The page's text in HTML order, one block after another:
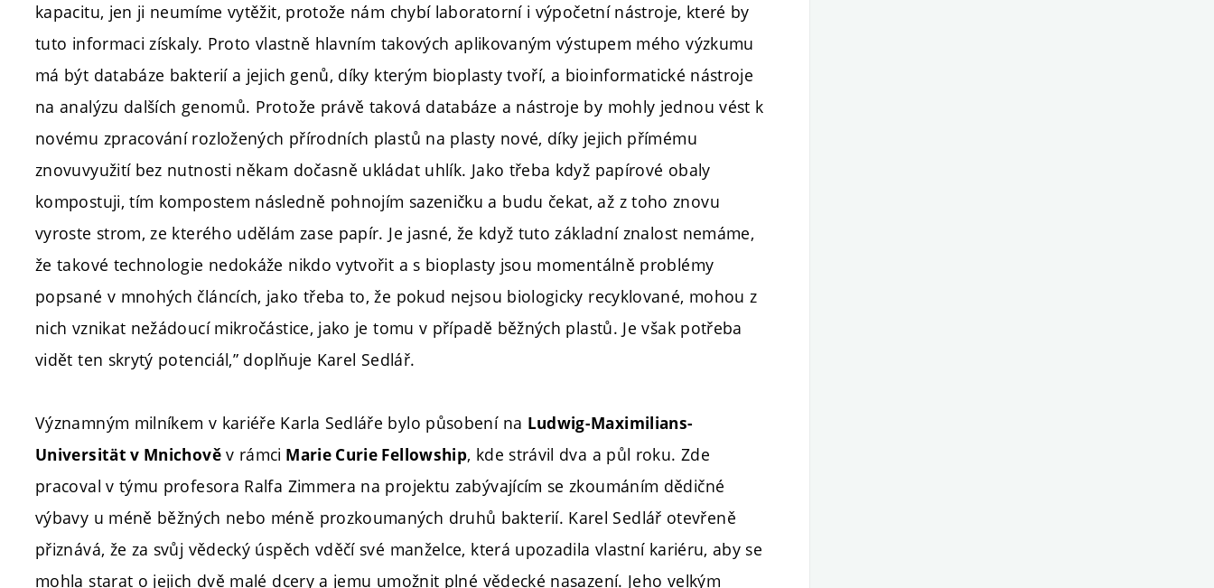
kapacitu, jen ji neumíme vytěžit, protože nám chybí laboratorní i výpočetní nástroje, které by
tuto informaci získaly. Proto vlastně hlavním takových aplikovaným výstupem mého výzkumu
má být databáze bakterií a jejich genů, díky kterým bioplasty tvoří, a bioinformatické nástroje
na analýzu dalších genomů. Protože právě taková databáze a nástroje by mohly jednou vést k
novému zpracování rozložených přírodních plastů na plasty nové, díky jejich přímému
znovuvyužití bez nutnosti někam dočasně ukládat uhlík. Jako třeba když papírové obaly
kompostuji, tím kompostem následně pohnojím sazeničku a budu čekat, až z toho znovu
vyroste strom, ze kterého udělám zase papír. Je jasné, že když tuto základní znalost nemáme,
že takové technologie nedokáže nikdo vytvořit a s bioplasty jsou momentálně problémy
popsané v mnohých článcích, jako třeba to, že pokud nejsou biologicky recyklované, mohou z
nich vznikat nežádoucí mikročástice, jako je tomu v případě běžných plastů. Je však potřeba
vidět ten skrytý potenciál,” doplňuje Karel Sedlář.
Významným milníkem v kariéře Karla Sedláře bylo působení na Ludwig-Maximilians-
Universität v Mnichověv rámci Marie Curie Fellowship, kde strávil dva a půl roku. Zde
pracoval v týmu profesora Ralfa Zimmera na projektu zabývajícím se zkoumáním dědičné
výbavy u méně běžných nebo méně prozkoumaných druhů bakterií. Karel Sedlář otevřeně
přiznává, že za svůj vědecký úspěch vděčí své manželce, která upozadila vlastní kariéru, aby se
mohla starat o jejich dvě malé dcery a jemu umožnit plné vědecké nasazení. Jeho velkým